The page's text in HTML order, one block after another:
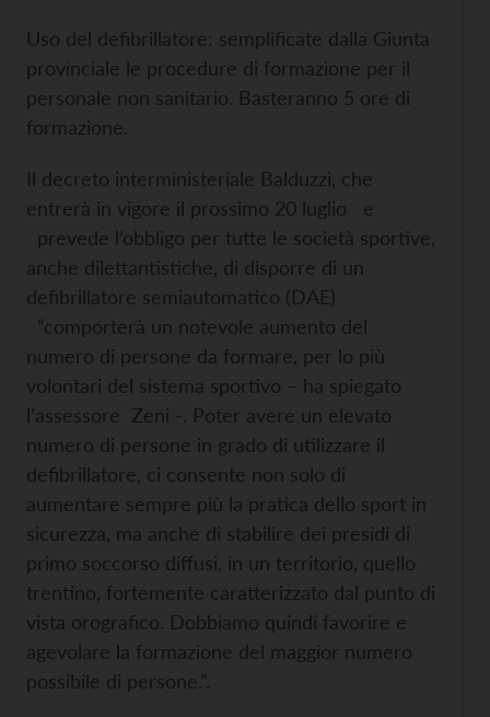
Uso del defibrillatore: semplificate dalla Giunta
provinciale le procedure di formazione per il
personale non sanitario. Basteranno 5 ore di
formazione.
Il decreto interministeriale Balduzzi, che
entrerà in vigore il prossimo 20 luglio e
prevede l’obbligo per tutte le società sportive,
anche dilettantistiche, di disporre di un
defibrillatore semiautomatico (DAE)
“comporterà un notevole aumento del
numero di persone da formare, per lo più
volontari del sistema sportivo – ha spiegato
l’assessore Zeni -. Poter avere un elevato
numero di persone in grado di utilizzare il
defibrillatore, ci consente non solo di
aumentare sempre più la pratica dello sport in
sicurezza, ma anche di stabilire dei presidi di
primo soccorso diffusi, in un territorio, quello
trentino, fortemente caratterizzato dal punto di
vista orografico. Dobbiamo quindi favorire e
agevolare la formazione del maggior numero
possibile di persone.”.